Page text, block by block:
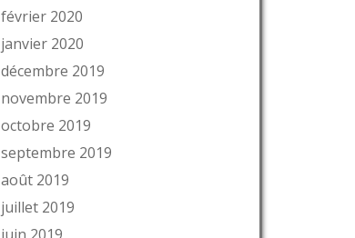
février 2020
janvier 2020
décembre 2019
novembre 2019
octobre 2019
septembre 2019
août 2019
juillet 2019